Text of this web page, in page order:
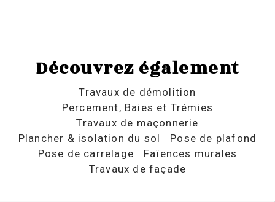
Découvrez également
Travaux de démolition
Percement, Baies et Trémies
Travaux de maçonnerie
Plancher & isolation du sol
Pose de plafond
Pose de carrelage
Faïences murales
Travaux de façade